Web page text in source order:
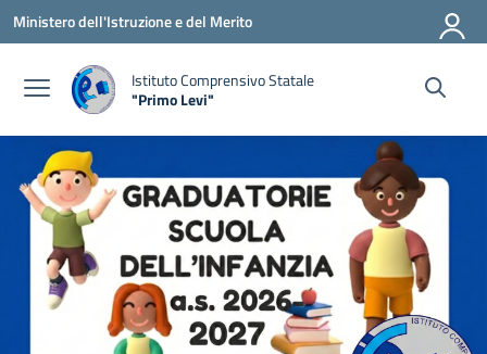
Vai ai contenuti
Vai al menu di navigazione
Vai al footer
Ministero dell'Istruzione e del Merito
Istituto Comprensivo Statale
"Primo Levi"